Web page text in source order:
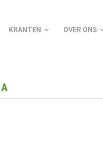
KRANTEN OVER ONS